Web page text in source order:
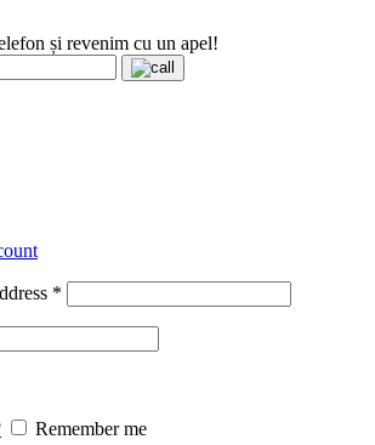
și revenim cu un apel!
*
Remember me